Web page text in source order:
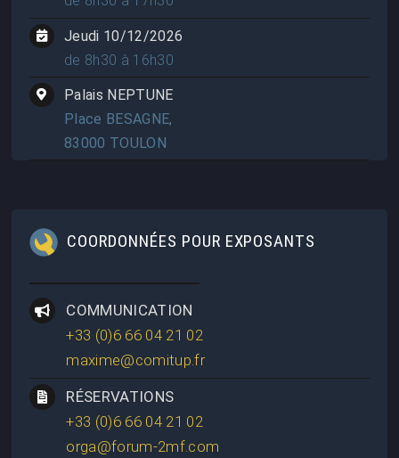
Jeudi 10/12/2026
de 8h30 à 16h30
Palais NEPTUNE
Place BESAGNE,
83000 TOULON
COORDONNÉES POUR EXPOSANTS
COMMUNICATION
+33 (0)6 66 04 21 02
maxime@comitup.fr
RÉSERVATIONS
+33 (0)6 66 04 21 02
orga@forum-2mf.com